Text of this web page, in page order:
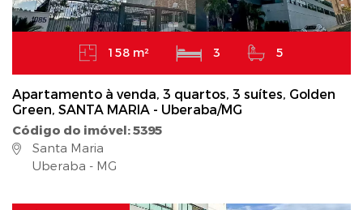
158 m² 3 5
Apartamento à venda, 3 quartos, 3 suítes, Golden
Green, SANTA MARIA - Uberaba/MG
Código do imóvel: 5395
Santa Maria
Uberaba - MG